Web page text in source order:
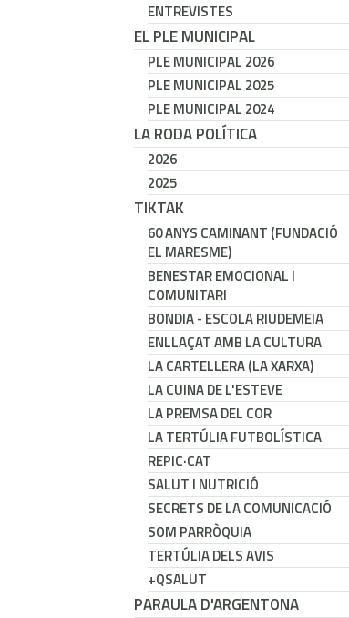
ENTREVISTES
EL PLE MUNICIPAL
PLE MUNICIPAL 2026
PLE MUNICIPAL 2025
PLE MUNICIPAL 2024
LA RODA POLÍTICA
2026
2025
TIKTAK
60 ANYS CAMINANT (FUNDACIÓ
EL MARESME)
BENESTAR EMOCIONAL I
COMUNITARI
BONDIA - ESCOLA RIUDEMEIA
ENLLAÇAT AMB LA CULTURA
LA CARTELLERA (LA XARXA)
LA CUINA DE L'ESTEVE
LA PREMSA DEL COR
LA TERTÚLIA FUTBOLÍSTICA
REPIC·CAT
SALUT I NUTRICIÓ
SECRETS DE LA COMUNICACIÓ
SOM PARRÒQUIA
TERTÚLIA DELS AVIS
+QSALUT
PARAULA D'ARGENTONA